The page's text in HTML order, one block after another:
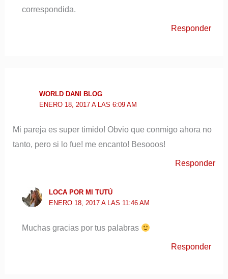
correspondida.
Responder
WORLD DANI BLOG
ENERO 18, 2017 A LAS 6:09 AM
Mi pareja es super timido! Obvio que conmigo ahora no
tanto, pero si lo fue! me encanto! Besooos!
Responder
LOCA POR MI TUTÚ
ENERO 18, 2017 A LAS 11:46 AM
Muchas gracias por tus palabras
Responder